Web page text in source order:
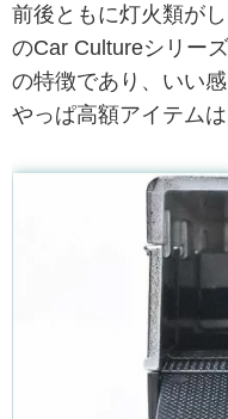
前後ともに灯火類が
のCar Cultureシリー
の特徴であり、いい感
やっぱ高額アイテム